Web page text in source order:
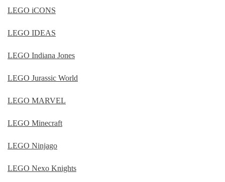
LEGO iCONS
LEGO IDEAS
LEGO Indiana Jones
LEGO Jurassic World
LEGO MARVEL
LEGO Minecraft
LEGO Ninjago
LEGO Nexo Knights